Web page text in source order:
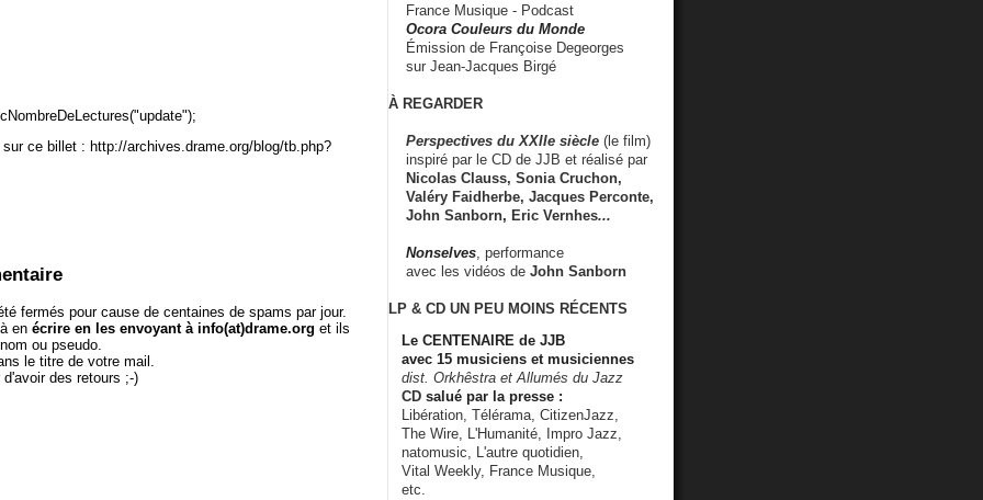
ce billet : http://archives.drame.org/blog/tb.php?
fermés pour cause de centaines de spams par jour.
en écrire en les envoyant à info(at)drame.org et ils
ou pseudo.
le titre de votre mail.
des retours ;-)
France Musique - Podcast
Ocora Couleurs du Monde
Émission de Françoise Degeorges
sur Jean-Jacques Birgé
À REGARDER
Perspectives du XXIIe siècle (le film)
inspiré par le CD de JJB et réalisé par
Nicolas Clauss, Sonia Cruchon,
Valéry Faidherbe, Jacques Perconte,
John Sanborn, Eric Vernhes...
Nonselves , performance
avec les vidéos de John Sanborn
LP & CD UN PEU MOINS RÉCENTS
Le CENTENAIRE de JJB
avec 15 musiciens et musiciennes
dist. Orkhêstra et Allumés du Jazz
CD salué par la presse :
Libération, Télérama, CitizenJazz,
The Wire, L'Humanité, Impro Jazz,
natomusic, L'autre quotidien,
Vital Weekly, France Musique,
etc.